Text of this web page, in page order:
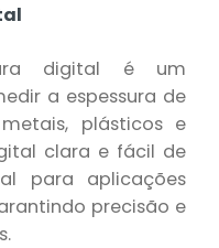
digital é um
a espessura de
plásticos e
clara e fácil de
para aplicações
precisão e